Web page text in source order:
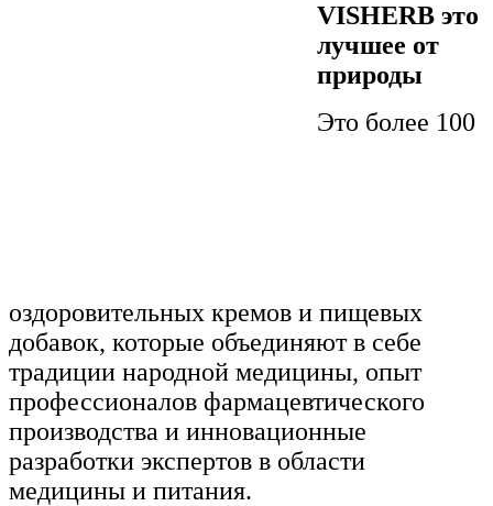
VISHERB это
лучшее от
природы
Это более 100
оздоровительных кремов и пищевых
добавок, которые объединяют в себе
традиции народной медицины, опыт
профессионалов фармацевтического
производства и инновационные
разработки экспертов в области
медицины и питания.